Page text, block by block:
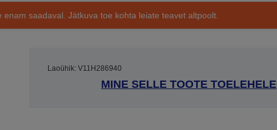
saadaval. Jätkuva toe kohta leiate teavet altpoolt.
Laoühik: V11H286940
MINE SELLE TOOTE TOELEHELE